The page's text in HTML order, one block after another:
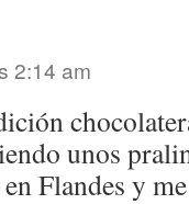
2:14 am
unos
Flandes y